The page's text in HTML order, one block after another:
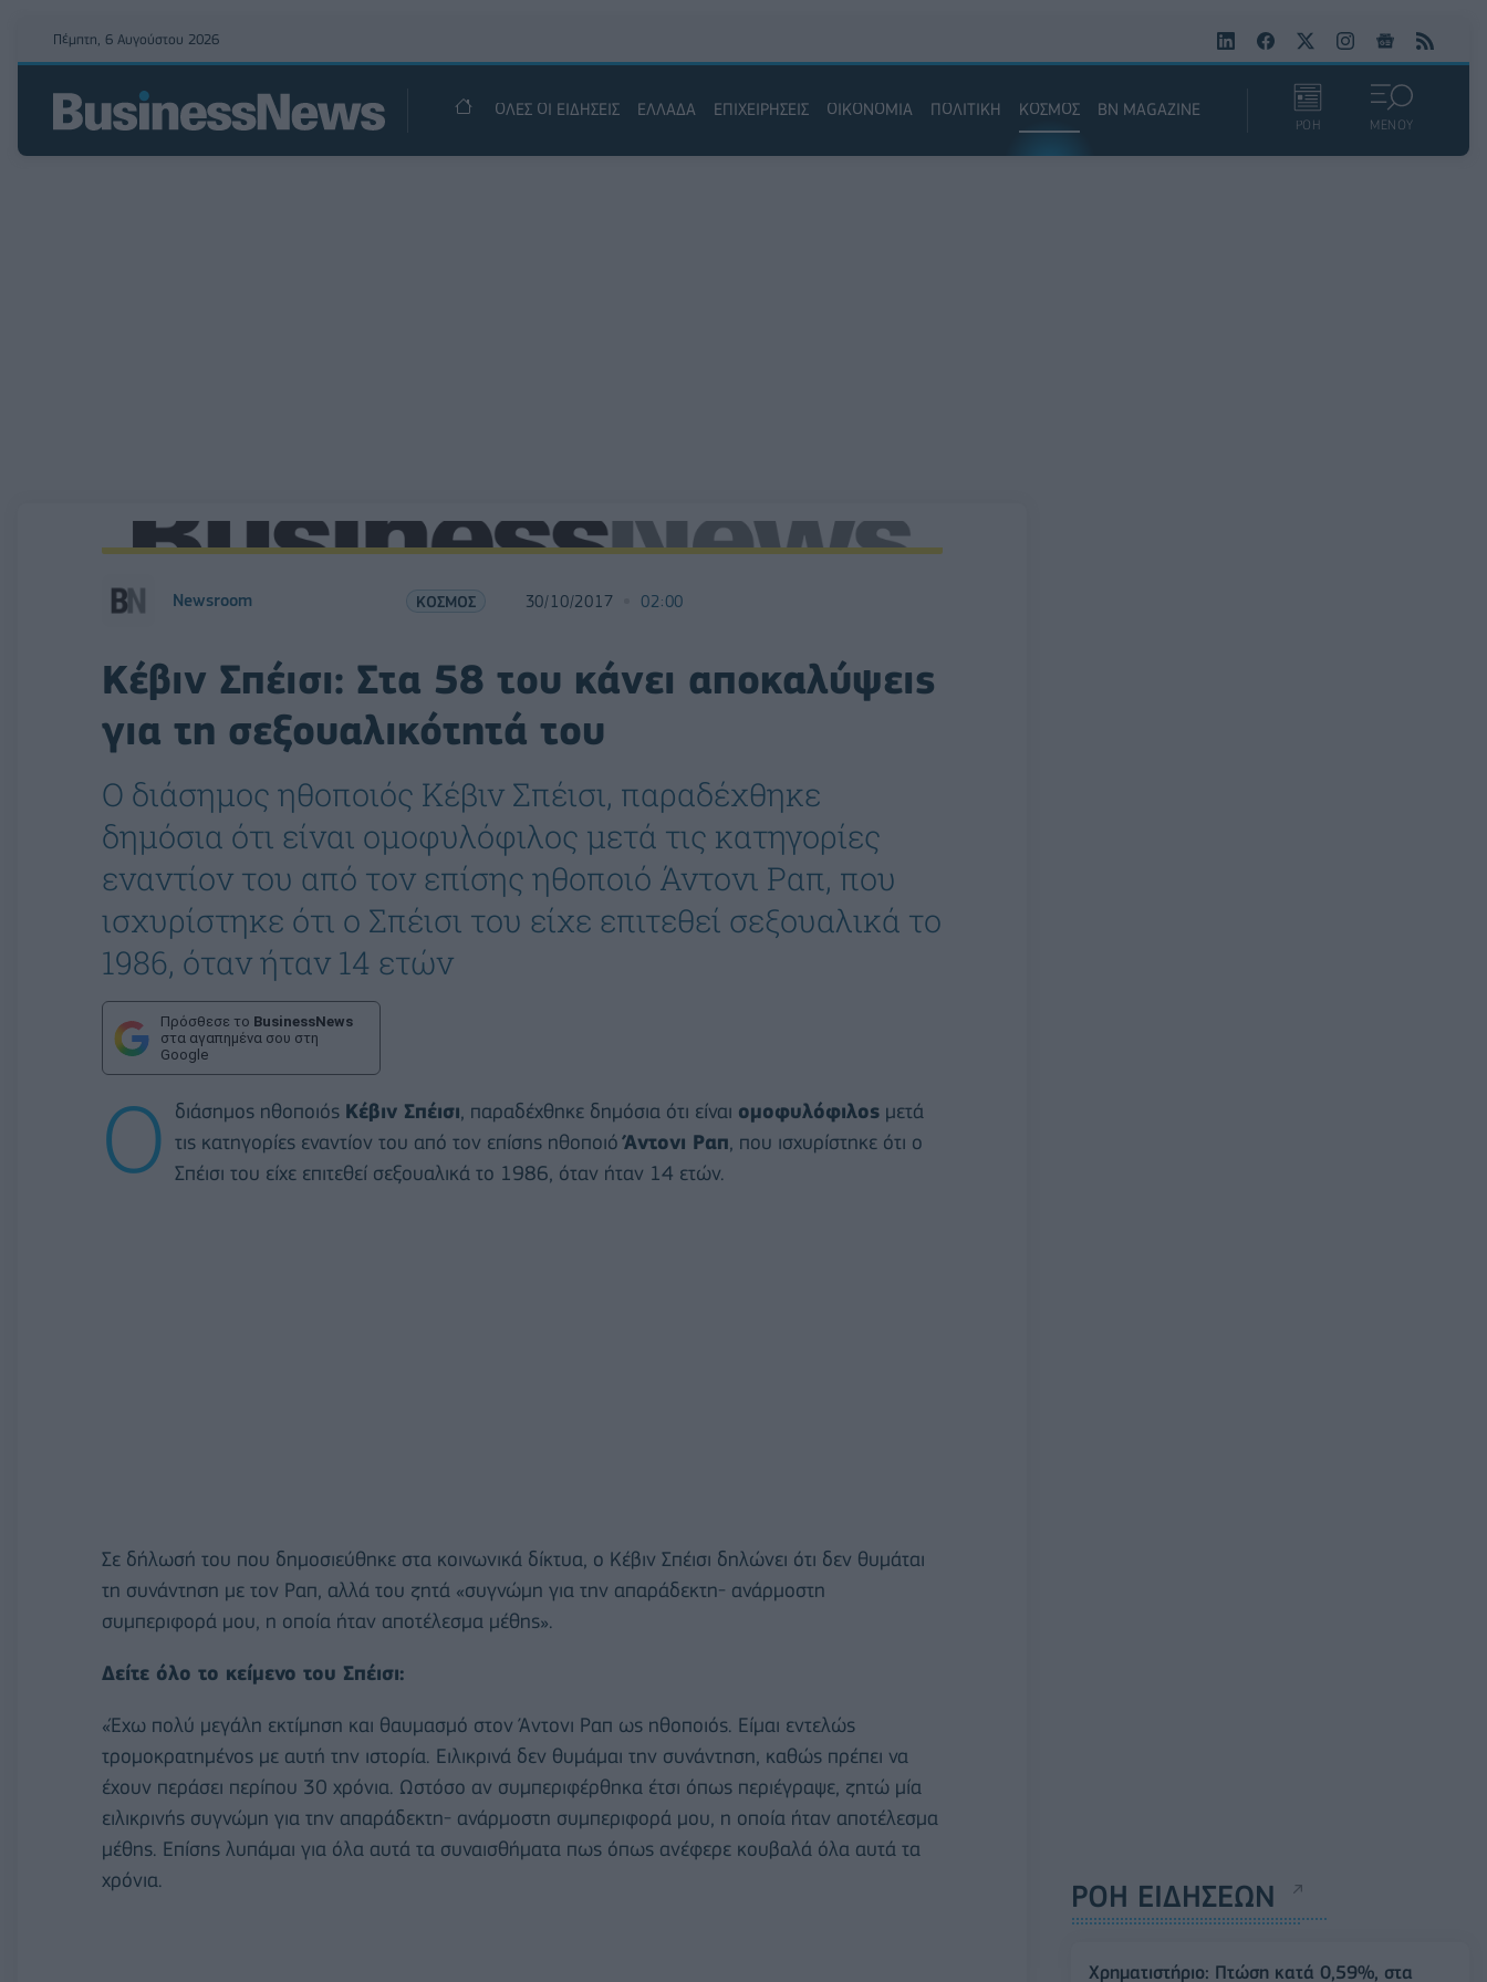
Πέμπτη, 6 Αυγούστου 2026
ΟΛΕΣ ΟΙ ΕΙΔΗΣΕΙΣ ΕΛΛΑΔΑ ΕΠΙΧΕΙΡΗΣΕΙΣ ΟΙΚΟΝΟΜΙΑ ΠΟΛΙΤΙΚΗ ΚΟΣΜΟΣ BN MAGAZINE
ΡΟΗ ΜΕΝΟΥ
Newsroom ΚΟΣΜΟΣ 30/10/2017 02:00
Κέβιν Σπέισι: Στα 58 του κάνει αποκαλύψεις
για τη σεξουαλικότητά του
Ο διάσημος ηθοποιός Κέβιν Σπέισι, παραδέχθηκε
δημόσια ότι είναι ομοφυλόφιλος μετά τις κατηγορίες
εναντίον του από τον επίσης ηθοποιό Άντονι Ραπ, που
ισχυρίστηκε ότι ο Σπέισι του είχε επιτεθεί σεξουαλικά το
1986, όταν ήταν 14 ετών
Πρόσθεσε το BusinessNews
στα αγαπημένα σου στη
Google
Ο διάσημος ηθοποιός Κέβιν Σπέισι , παραδέχθηκε δημόσια ότι είναι ομοφυλόφιλος μετά
τις κατηγορίες εναντίον του από τον επίσης ηθοποιόΆντονι Ραπ , που ισχυρίστηκε ότι ο
Σπέισι του είχε επιτεθεί σεξουαλικά το 1986, όταν ήταν 14 ετών.
Σε δήλωσή του που δημοσιεύθηκε στα κοινωνικά δίκτυα, ο Κέβιν Σπέισι δηλώνει ότι δεν θυμάται
τη συνάντηση με τον Ραπ, αλλά του ζητά «συγνώμη για την απαράδεκτη- ανάρμοστη
συμπεριφορά μου, η οποία ήταν αποτέλεσμα μέθης».
Δείτε όλο το κείμενο του Σπέισι:
«Έχω πολύ μεγάλη εκτίμηση και θαυμασμό στον Άντονι Ραπ ως ηθοποιός. Είμαι εντελώς
τρομοκρατημένος με αυτή την ιστορία. Ειλικρινά δεν θυμάμαι την συνάντηση, καθώς πρέπει να
έχουν περάσει περίπου 30 χρόνια. Ωστόσο αν συμπεριφέρθηκα έτσι όπως περιέγραψε, ζητώ μία
ειλικρινής συγνώμη για την απαράδεκτη- ανάρμοστη συμπεριφορά μου, η οποία ήταν αποτέλεσμα
μέθης. Επίσης λυπάμαι για όλα αυτά τα συναισθήματα πως όπως ανέφερε κουβαλά όλα αυτά τα
χρόνια.
ΡΟΗ ΕΙΔΗΣΕΩΝ
Χρηματιστήριο: Πτώση κατά 0,59%, στα